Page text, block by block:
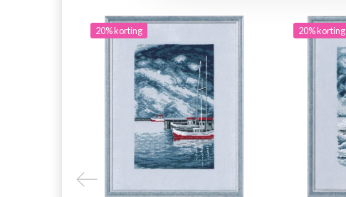
20% korting 20% korting